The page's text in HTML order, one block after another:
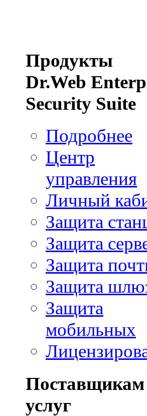
Продукты
Dr.Web
Security Suite
Подробнее
Центр
управления
Личный
Защита
Защита
Защита
Защита
Защита
мобильных
услуг